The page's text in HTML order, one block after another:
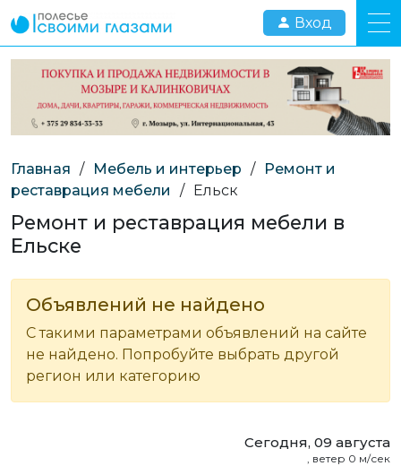
Вход
Главная / Мебель и интерьер /
Ремонт и
реставрация мебели
/ Ельск
Ремонт и реставрация мебели в
Ельске
Объявлений не найдено
С такими параметрами объявлений на сайте
не найдено. Попробуйте выбрать другой
регион или категорию
Сегодня, 09 августа
, ветер 0 м/сек